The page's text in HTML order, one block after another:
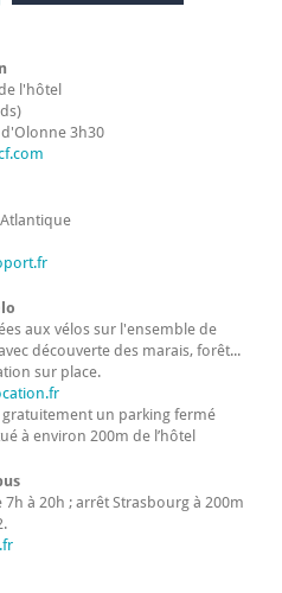
l'hôtel
d'Olonne 3h30
aux vélos sur l'ensemble de
découverte des marais, forêt...
sur place.
un parking fermé
à environ 200m de l’hôtel
à 20h ; arrêt Strasbourg à 200m